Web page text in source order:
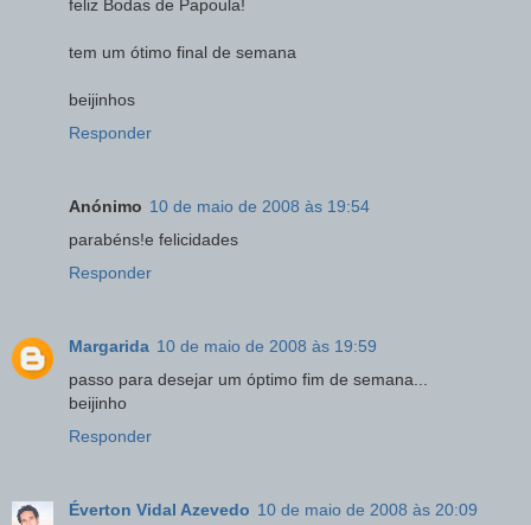
feliz Bodas de Papoula!
tem um ótimo final de semana
beijinhos
Responder
Anónimo 10 de maio de 2008 às 19:54
parabéns!e felicidades
Responder
Margarida 10 de maio de 2008 às 19:59
passo para desejar um óptimo fim de semana...
beijinho
Responder
Éverton Vidal Azevedo 10 de maio de 2008 às 20:09